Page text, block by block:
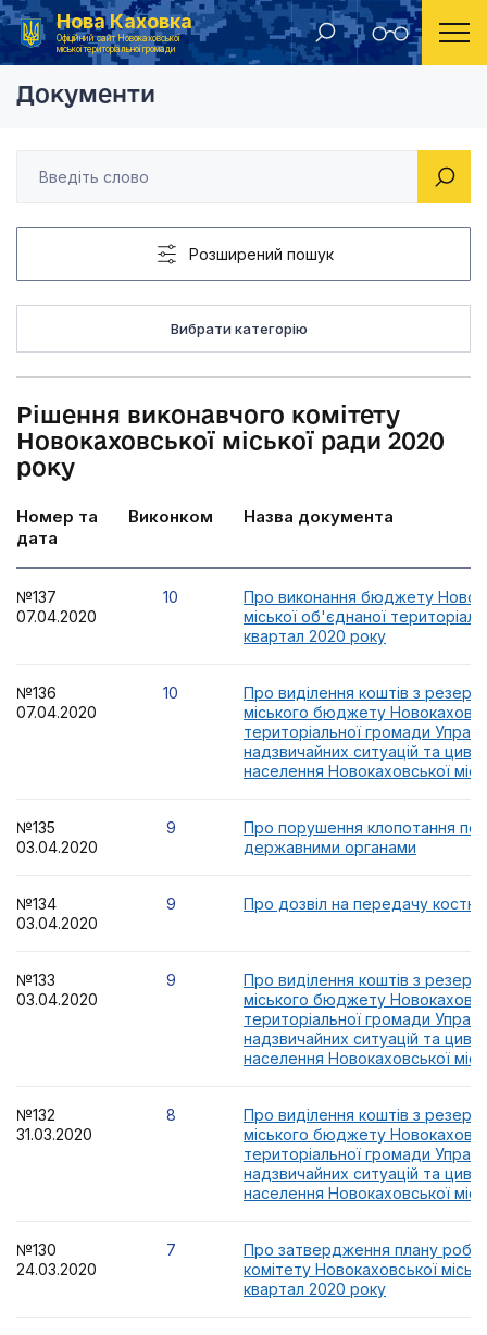
Нова Каховка
Офіційний сайт Новокаховської
міської територіальної громади
Головна Рішення виконавчого комітету Новокаховської
Документи
Розширений пошук
Вибрати категорію
Рішення виконавчого комітету
Новокаховської міської ради 2020
року
Номер та
дата
Виконком Назва документа
№137
07.04.2020
10
Про виконання бюджету
міської об'єднаної
квартал 2020 року
№136
07.04.2020
10
Про виділення коштів з
міського бюджету
територіальної громади
надзвичайних ситуацій та
населення Новокаховської
№135
03.04.2020
9
Про порушення клопотання
державними органами
№134
03.04.2020
9 Про дозвіл на передачу
№133
03.04.2020
9
Про виділення коштів з
міського бюджету
територіальної громади
надзвичайних ситуацій та
населення Новокаховської
№132
31.03.2020
8
Про виділення коштів з
міського бюджету
територіальної громади
надзвичайних ситуацій та
населення Новокаховської
№130
24.03.2020
7
Про затвердження плану
комітету Новокаховської
квартал 2020 року